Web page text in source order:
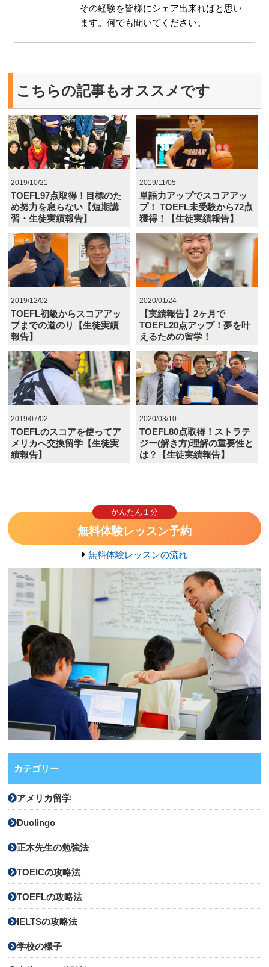
その経験を皆様にシェア出来ればと思い
ます。何でも聞いてください。
こちらの記事もオススメです
2019/10/21
TOEFL97点取得！目標のた
め努力を怠らない【短期講
習・生徒実績報告】
2019/11/05
単語力アップでスコアアッ
プ！ TOEFL未受験から72点
獲得！【生徒実績報告】
2019/12/02
TOEFL初級からスコアアッ
プまでの道のり【生徒実績
報告】
2020/01/24
【実績報告】2ヶ月で
TOEFL20点アップ！夢を叶
えるための留学！
2019/07/02
TOEFLのスコアを使ってア
メリカへ交換留学【生徒実
績報告】
2020/03/10
TOEFL80点取得！ストラテ
ジー(解き方)理解の重要性と
は？【生徒実績報告】
かんたん１分
無料体験レッスン予約
無料体験レッスンの流れ
カテゴリー
アメリカ留学
Duolingo
正木先生の勉強法
TOEICの攻略法
TOEFLの攻略法
IELTSの攻略法
学校の様子